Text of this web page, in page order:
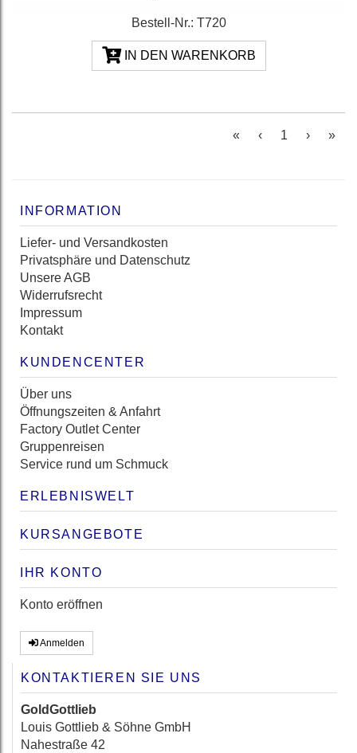
Bestell-Nr.: T720
IN DEN WARENKORB
« ‹ 1 (current)
› »
INFORMATION
Liefer- und Versandkosten
Privatsphäre und Datenschutz
Unsere AGB
Widerrufsrecht
Impressum
Kontakt
KUNDENCENTER
Über uns
Öffnungszeiten & Anfahrt
Factory Outlet Center
Gruppenreisen
Service rund um Schmuck
ERLEBNISWELT
KURSANGEBOTE
IHR KONTO
Konto eröffnen
Anmelden
KONTAKTIEREN SIE UNS
GoldGottlieb
Louis Gottlieb & Söhne GmbH
Nahestraße 42